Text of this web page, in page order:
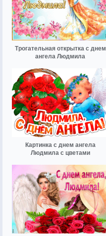
Трогательная открытка с днем
ангела Людмила
Картинка с днем ангела
Людмила с цветами